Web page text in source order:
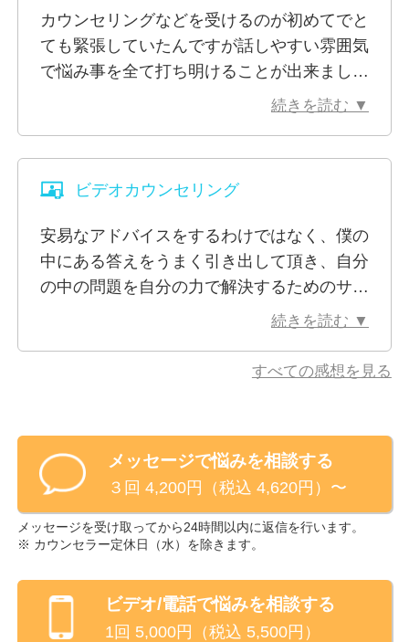
うまく話せるかな、こんなことで相談しても大丈夫か
ななど相談者様によっていろいろな気持ちがおありだ
と思います。ご相談事は、相談者様お一人おひとりに
とってかけがえのないお話を大切に伺い、一緒に歩ま
せていただければ幸いです。心の分かち合いが、相談
者様にとっての心の休息所になれるように努めてまい
ります。
私はお一人おひとりの出逢いを大切にしながら懇切丁
寧にカウンセリングをさせていただけるようにどうぞ
よろしくお願い致します。
なお、メッセージでのご相談もできるだけさせていた
合、ビデオカウンセリングにおいて、画面オフの状態
でご対応をさせていただきますのでよろしくお願い致
します
カウンセリングなどを受けるのが初めてでと
ても緊張していたんですが話しやすい雰囲気
で悩み事を全て打ち明けることが出来まし
た。今の私にとって的確なアドバイスをして
ました。落ち込んでいるばかりではなく頑張
ろうと思えました。本当にありがとうござい
ます。
続きを読む ▼
ビデオカウンセリング
安易なアドバイスをするわけではなく、僕の
中にある答えをうまく引き出して頂き、自分
の中の問題を自分の力で解決するためのサポ
ートをして頂きました。長年抱えていたトラ
です。ありがとうございました。
続きを読む ▼
すべての感想を見る
メッセージで悩みを相談する
３回 4,200円（税込 4,620円）〜
メッセージを受け取ってから24時間以内に返信を行います。
※ カウンセラー定休日（水）を除きます。
ビデオ/電話で悩みを相談する
1回 5,000円（税込 5,500円）